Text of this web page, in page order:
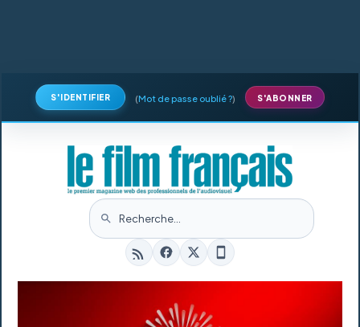
S'IDENTIFIER (Mot de passe oublié ?) S'ABONNER